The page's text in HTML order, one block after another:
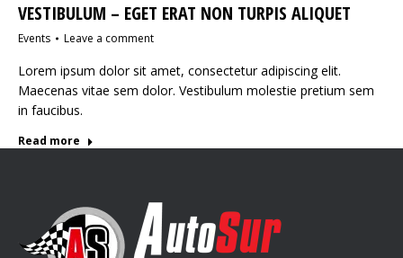
VESTIBULUM – EGET ERAT NON TURPIS ALIQUET
Events Leave a comment
Lorem ipsum dolor sit amet, consectetur adipiscing elit.
Maecenas vitae sem dolor. Vestibulum molestie pretium sem
in faucibus.
Read more